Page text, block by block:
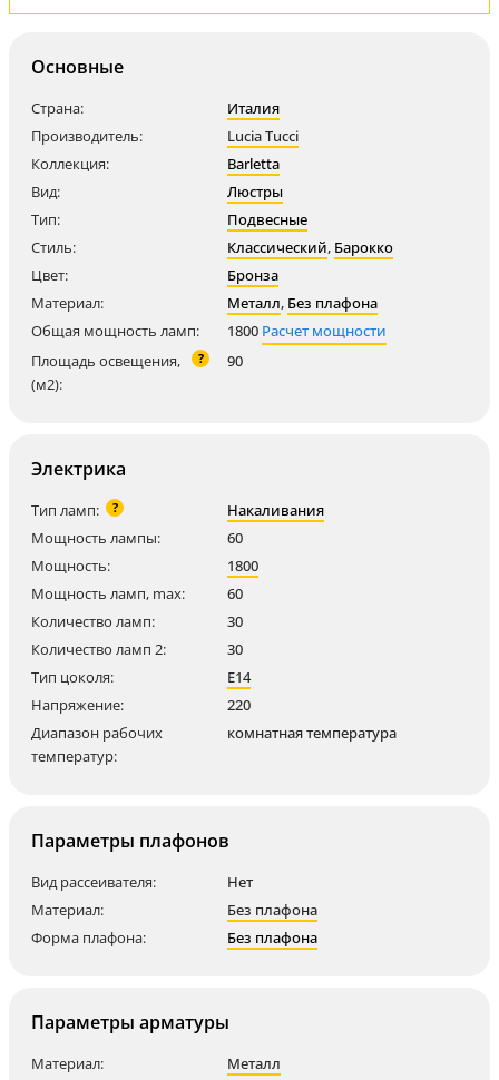
Основные
Страна:
Италия
Производитель:
Lucia Tucci
Коллекция:
Barletta
Вид:
Люстры
Тип:
Подвесные
Стиль:
Классический, Барокко
Цвет:
Бронза
Материал:
Металл, Без плафона
Общая мощность ламп:
1800 Расчет мощности
Площадь освещения,
(м2):
? 90
Электрика
Тип ламп: ?
Накаливания
Мощность лампы:
60
Мощность:
1800
Мощность ламп, max:
60
Количество ламп:
30
Количество ламп 2:
30
Тип цоколя:
E14
Напряжение:
220
Диапазон рабочих
температур:
комнатная температура
Параметры плафонов
Вид рассеивателя:
Нет
Материал:
Без плафона
Форма плафона:
Без плафона
Параметры арматуры
Материал: Металл